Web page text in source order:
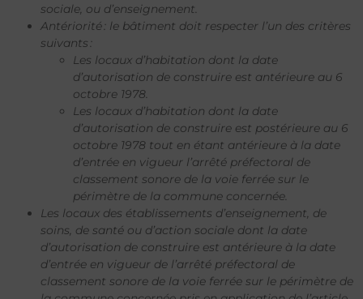
sociale, ou d’enseignement.
Antériorité : le bâtiment doit respecter l’un des critères
suivants :
Les locaux d’habitation dont la date
d’autorisation de construire est antérieure au 6
octobre 1978.
Les locaux d’habitation dont la date
d’autorisation de construire est postérieure au 6
octobre 1978 tout en étant antérieure à la date
d’entrée en vigueur l’arrêté préfectoral de
classement sonore de la voie ferrée sur le
périmètre de la commune concernée.
Les locaux des établissements d’enseignement, de
soins, de santé ou d’action sociale dont la date
d’autorisation de construire est antérieure à la date
d’entrée en vigueur de l’arrêté préfectoral de
classement sonore de la voie ferrée sur le périmètre de